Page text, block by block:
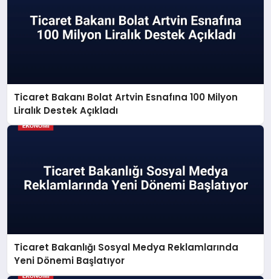
Ticaret Bakanı Bolat Artvin Esnafına 100 Milyon
Liralık Destek Açıkladı
Ticaret Bakanlığı Sosyal Medya Reklamlarında
Yeni Dönemi Başlatıyor